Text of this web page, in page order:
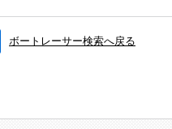
ボートレーサー検索へ戻る